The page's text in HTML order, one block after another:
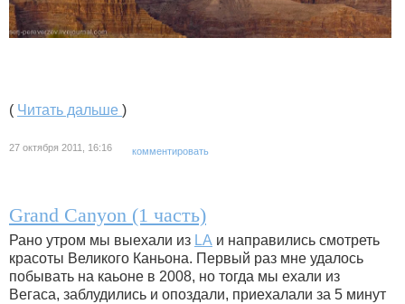
( Читать дальше )
27 октября 2011, 16:16 комментировать
Grand Canyon (1 часть)
Рано утром мы выехали из LA и направились смотреть
красоты Великого Каньона. Первый раз мне удалось
побывать на каьоне в 2008, но тогда мы ехали из
Вегаса, заблудились и опоздали, приехалали за 5 минут